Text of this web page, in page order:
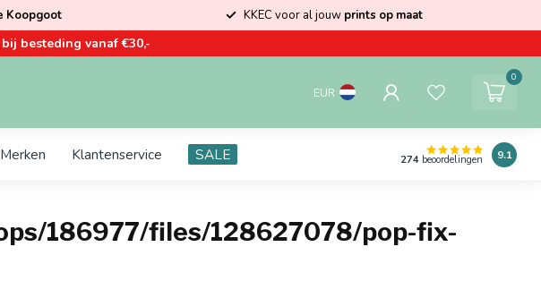
Koopgoot KKEC voor al jouw prints op maat
besteding vanaf €30,-
EUR
0
Merken Klantenservice SALE 274 beoordelingen 9.1
186977/files/128627078/pop-fix-